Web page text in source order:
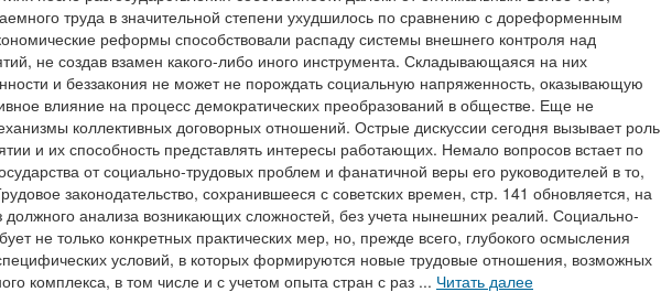
труда в значительной степени ухудшилось по сравнению с дореформенным
реформы способствовали распаду системы внешнего контроля над
не создав взамен какого-либо иного инструмента. Складывающаяся на них
и беззакония не может не порождать социальную напряженность, оказывающую
влияние на процесс демократических преобразований в обществе. Еще не
коллективных договорных отношений. Острые дискуссии сегодня вызывает роль
и их способность представлять интересы работающих. Немало вопросов встает по
от социально-трудовых проблем и фанатичной веры его руководителей в то,
законодательство, сохранившееся с советских времен, стр. 141 обновляется, на
должного анализа возникающих сложностей, без учета нынешних реалий. Социально-
не только конкретных практических мер, но, прежде всего, глубокого осмысления
условий, в которых формируются новые трудовые отношения, возможных
комплекса, в том числе и с учетом опыта стран с раз ... Читать далее